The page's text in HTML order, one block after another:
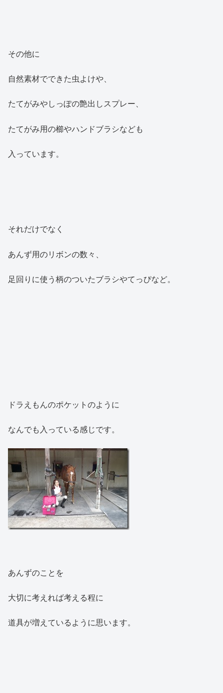
その他に
自然素材でできた虫よけや、
たてがみやしっぽの艶出しスプレー、
たてがみ用の櫛やハンドブラシなども
入っています。
それだけでなく
あんず用のリボンの数々、
足回りに使う柄のついたブラシやてっぴなど。
ドラえもんのポケットのように
なんでも入っている感じです。
あんずのことを
大切に考えれば考える程に
道具が増えているように思います。